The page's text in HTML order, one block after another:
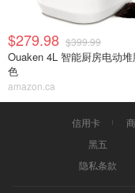
$279.98 $399.99
Ouaken 4L 智能厨房电动堆
色
amazon.ca
信用卡
黑五
隐私条款